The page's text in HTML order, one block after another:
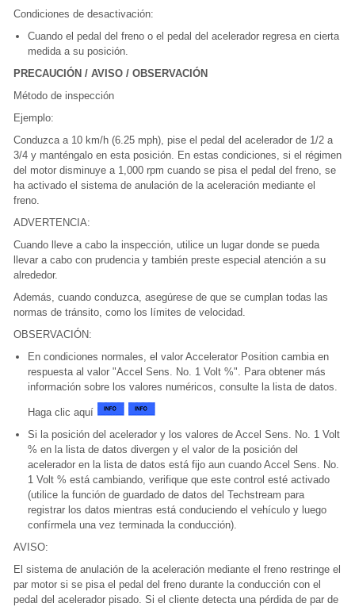
Condiciones de desactivación:
Cuando el pedal del freno o el pedal del acelerador regresa en cierta
medida a su posición.
PRECAUCIÓN / AVISO / OBSERVACIÓN
Método de inspección
Ejemplo:
Conduzca a 10 km/h (6.25 mph), pise el pedal del acelerador de 1/2 a
3/4 y manténgalo en esta posición. En estas condiciones, si el régimen
del motor disminuye a 1,000 rpm cuando se pisa el pedal del freno, se
ha activado el sistema de anulación de la aceleración mediante el
freno.
ADVERTENCIA:
Cuando lleve a cabo la inspección, utilice un lugar donde se pueda
llevar a cabo con prudencia y también preste especial atención a su
alrededor.
Además, cuando conduzca, asegúrese de que se cumplan todas las
normas de tránsito, como los límites de velocidad.
OBSERVACIÓN:
En condiciones normales, el valor Accelerator Position cambia en
respuesta al valor "Accel Sens. No. 1 Volt %". Para obtener más
información sobre los valores numéricos, consulte la lista de datos.
Haga clic aquí
Si la posición del acelerador y los valores de Accel Sens. No. 1 Volt
% en la lista de datos divergen y el valor de la posición del
acelerador en la lista de datos está fijo aun cuando Accel Sens. No.
1 Volt % está cambiando, verifique que este control esté activado
(utilice la función de guardado de datos del Techstream para
registrar los datos mientras está conduciendo el vehículo y luego
confírmela una vez terminada la conducción).
AVISO:
El sistema de anulación de la aceleración mediante el freno restringe el
par motor si se pisa el pedal del freno durante la conducción con el
pedal del acelerador pisado. Si el cliente detecta una pérdida de par de